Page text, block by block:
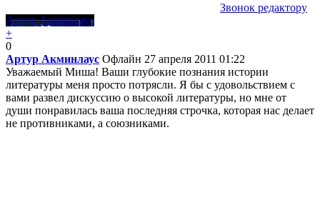
Звонок редактору
Артур Акминлаус
+
0
Артур Акминлаус Офлайн 27 апреля 2011 01:22
Уважаемый Миша! Ваши глубокие познания истории
литературы меня просто потрясли. Я бы с удовольствием с
вами развел дискуссию о высокой литературы, но мне от
души понравилась ваша последняя строчка, которая нас делает
не противниками, а союзниками.